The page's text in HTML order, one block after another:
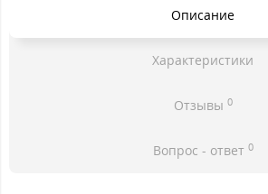
Описание
Характеристики
Отзывы 0
Вопрос - ответ 0